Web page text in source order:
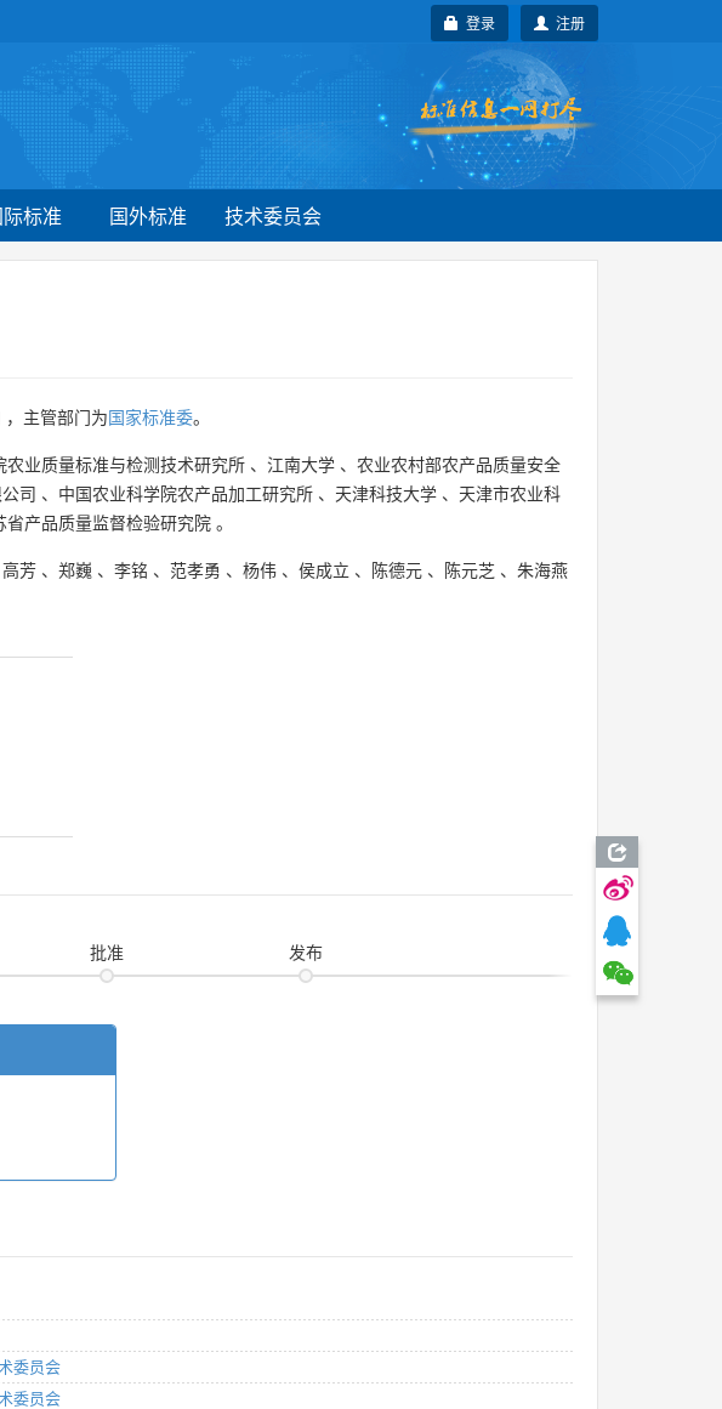
注册
登录
标准 国外标准 技术委员会
，主管部门为国家标准委。
农业质量标准与检测技术研究所 、 江南大学 、 农业农村部农产品质量安全
司 、 中国农业科学院农产品加工研究所 、 天津科技大学 、 天津市农业科
省产品质量监督检验研究院 。
高芳 、 郑巍 、 李铭 、 范孝勇 、 杨伟 、 侯成立 、 陈德元 、 陈元芝 、 朱海燕
批准 发布
委员会
委员会